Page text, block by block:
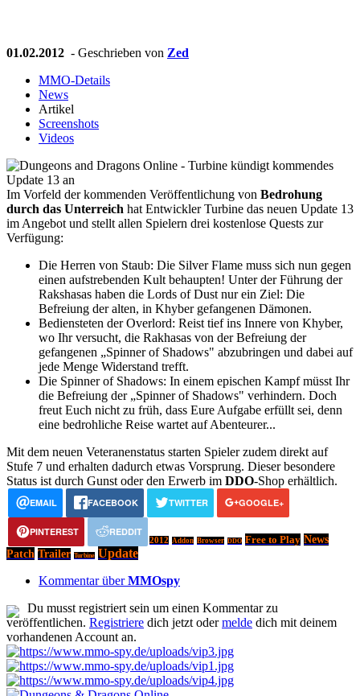
01.02.2012 - Geschrieben von Zed
MMO-Details
News
Artikel
Screenshots
Videos
Im Vorfeld der kommenden Veröffentlichung von Bedrohung
durch das Unterreich hat Entwickler Turbine das neuen Update 13
im Angebot und stellt allen Spielern drei kostenlose Quests zur
Verfügung:
Die Herren von Staub: Die Silver Flame muss sich nun gegen
einen aufstrebenden Kult behaupten! Unter der Führung der
Rakshasas haben die Lords of Dust nur ein Ziel: Die
Befreiung der alten, in Khyber gefangenen Dämonen.
Bediensteten der Overlord: Reist tief ins Innere von Khyber,
wo Ihr versucht, die Rakhasas von der Befreiung der
gefangenen „Spinner of Shadows" abzubringen und dabei auf
jede Menge Widerstand trefft.
Die Spinner of Shadows: In einem epischen Kampf müsst Ihr
die Befreiung der „Spinner of Shadows" verhindern. Doch
freut Euch nicht zu früh, dass Eure Aufgabe erfüllt sei, denn
eine bedrohliche Reise wartet auf Abenteurer...
Mit dem neuen Veteranenstatus starten Spieler zudem direkt auf
Stufe 7 und erhalten dadurch etwas Vorsprung. Dieser besondere
Status ist durch Gunst oder den Erwerb im DDO-Shop erhältlich.
EMAIL FACEBOOK TWITTER GOOGLE+
PINTEREST REDDIT
2012 Addon Browser DDO Free to Play News
Patch Trailer Turbine Update
Kommentar überMMOspy
Du musst registriert sein um einen Kommentar zu
veröffentlichen. Registriere dich jetzt odermelde dich mit deinem
vorhandenen Account an.